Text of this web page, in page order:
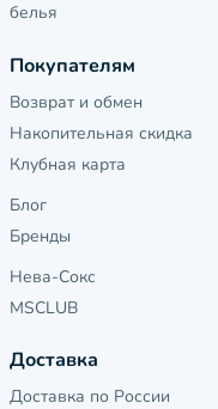
белья
Покупателям
Возврат и обмен
Накопительная скидка
Клубная карта
Блог
Бренды
Нева-Сокс
MSCLUB
Доставка
Доставка по России